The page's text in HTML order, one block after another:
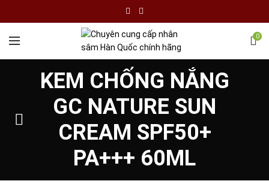
0
KEM CHỐNG NẮNG
GC NATURE SUN
CREAM SPF50+
PA+++ 60ML